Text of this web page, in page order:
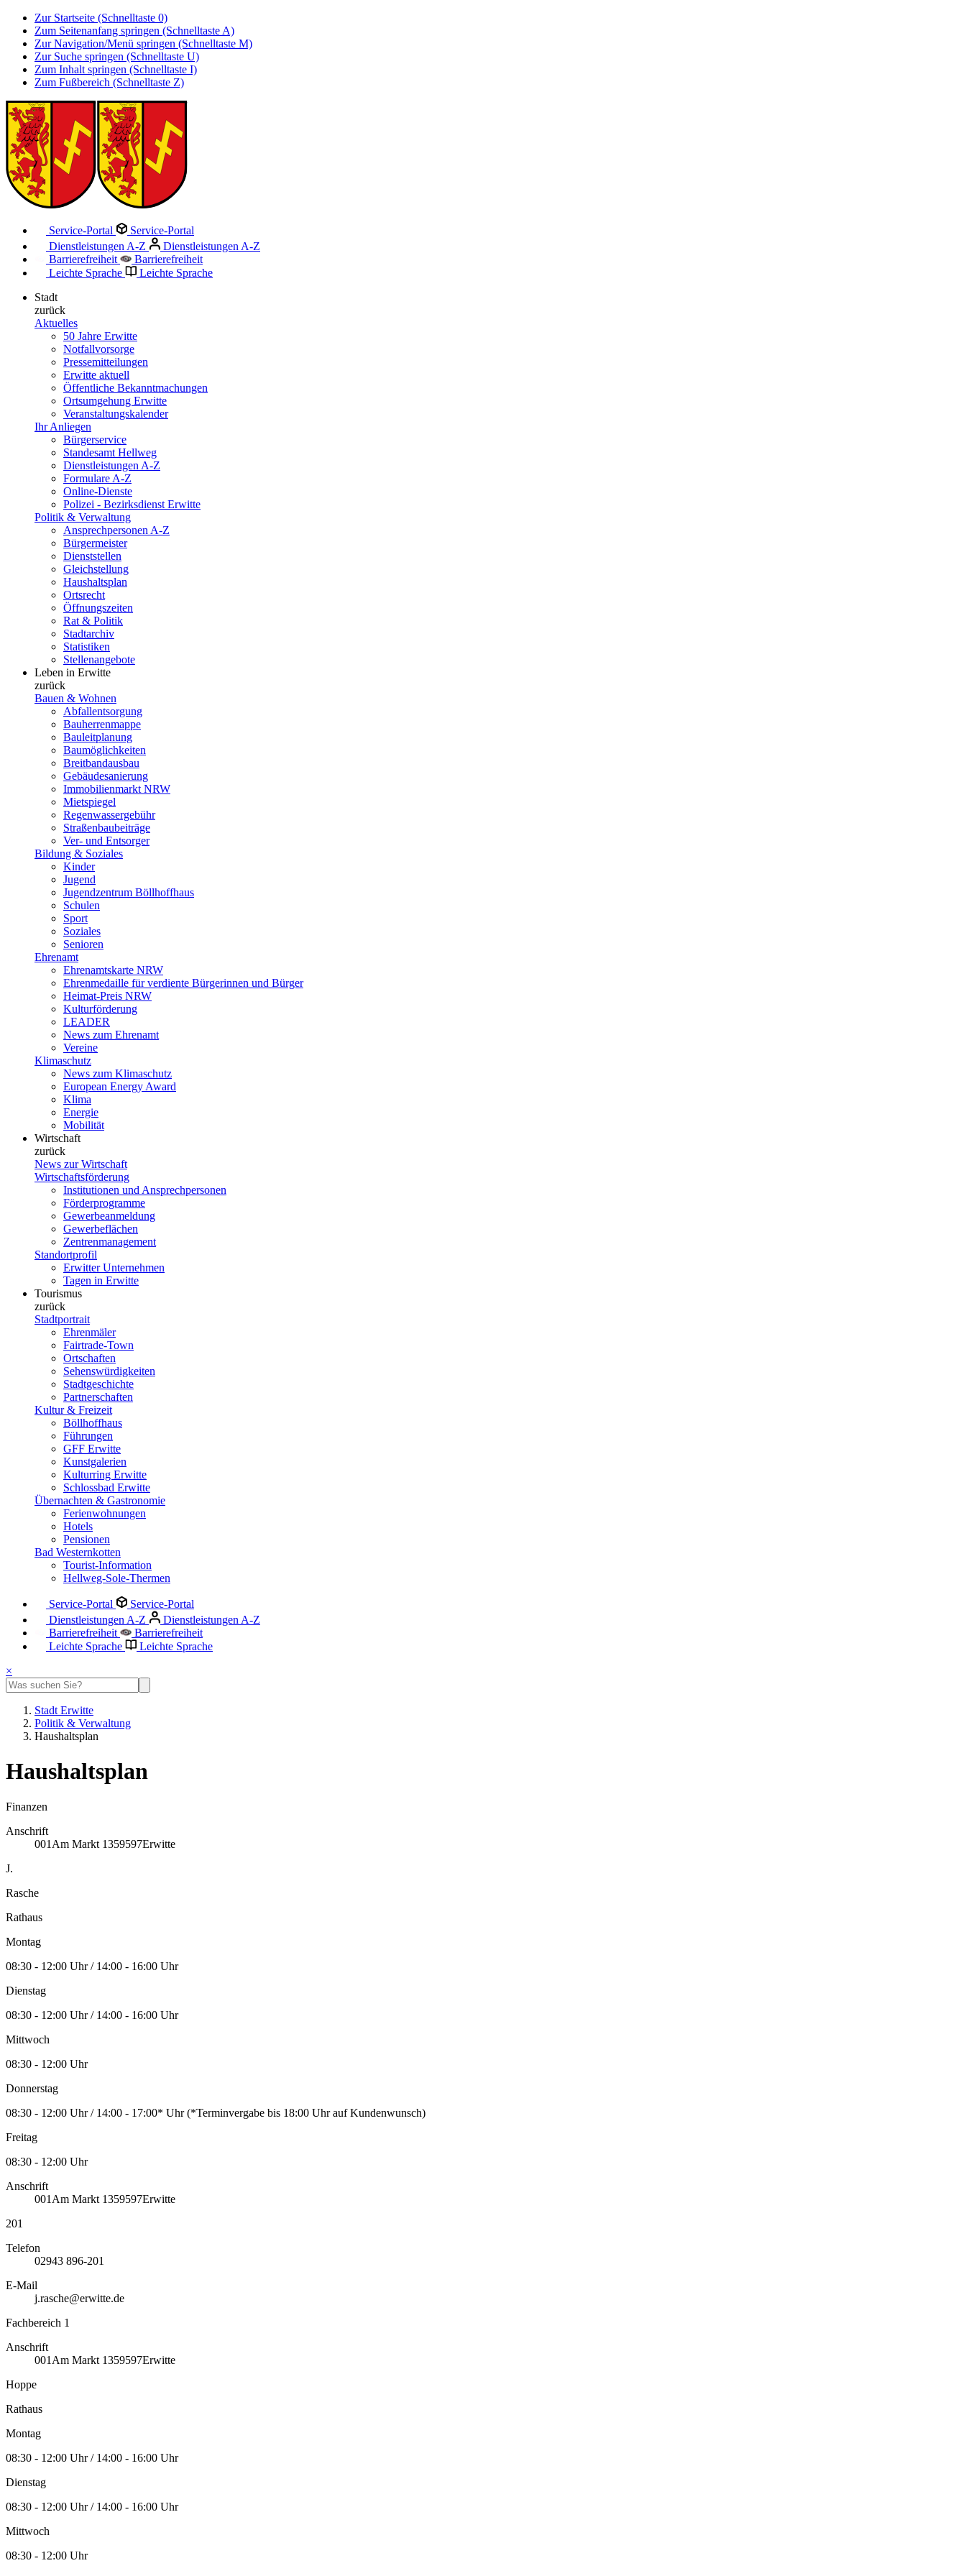
Zur Startseite (Schnelltaste 0)
Zum Seitenanfang springen (Schnelltaste A)
Zur Navigation/Menü springen (Schnelltaste M)
Zur Suche springen (Schnelltaste U)
Zum Inhalt springen (Schnelltaste I)
Zum Fußbereich (Schnelltaste Z)
Service-Portal
Service-Portal
Dienstleistungen A-Z
Dienstleistungen A-Z
Barrierefreiheit
Barrierefreiheit
Leichte Sprache
Leichte Sprache
Stadt
zurück
Aktuelles
50 Jahre Erwitte
Notfallvorsorge
Pressemitteilungen
Erwitte aktuell
Öffentliche Bekanntmachungen
Ortsumgehung Erwitte
Veranstaltungskalender
Ihr Anliegen
Bürgerservice
Standesamt Hellweg
Dienstleistungen A-Z
Formulare A-Z
Online-Dienste
Polizei - Bezirksdienst Erwitte
Politik & Verwaltung
Ansprechpersonen A-Z
Bürgermeister
Dienststellen
Gleichstellung
Haushaltsplan
Ortsrecht
Öffnungszeiten
Rat & Politik
Stadtarchiv
Statistiken
Stellenangebote
Leben in Erwitte
zurück
Bauen & Wohnen
Abfallentsorgung
Bauherrenmappe
Bauleitplanung
Baumöglichkeiten
Breitbandausbau
Gebäudesanierung
Immobilienmarkt NRW
Mietspiegel
Regenwassergebühr
Straßenbaubeiträge
Ver- und Entsorger
Bildung & Soziales
Kinder
Jugend
Jugendzentrum Böllhoffhaus
Schulen
Sport
Soziales
Senioren
Ehrenamt
Ehrenamtskarte NRW
Ehrenmedaille für verdiente Bürgerinnen und Bürger
Heimat-Preis NRW
Kulturförderung
LEADER
News zum Ehrenamt
Vereine
Klimaschutz
News zum Klimaschutz
European Energy Award
Klima
Energie
Mobilität
Wirtschaft
zurück
News zur Wirtschaft
Wirtschaftsförderung
Institutionen und Ansprechpersonen
Förderprogramme
Gewerbeanmeldung
Gewerbeflächen
Zentrenmanagement
Standortprofil
Erwitter Unternehmen
Tagen in Erwitte
Tourismus
zurück
Stadtportrait
Ehrenmäler
Fairtrade-Town
Ortschaften
Sehenswürdigkeiten
Stadtgeschichte
Partnerschaften
Kultur & Freizeit
Böllhoffhaus
Führungen
GFF Erwitte
Kunstgalerien
Kulturring Erwitte
Schlossbad Erwitte
Übernachten & Gastronomie
Ferienwohnungen
Hotels
Pensionen
Bad Westernkotten
Tourist-Information
Hellweg-Sole-Thermen
Service-Portal
Service-Portal
Dienstleistungen A-Z
Dienstleistungen A-Z
Barrierefreiheit
Barrierefreiheit
Leichte Sprache
Leichte Sprache
×
Stadt Erwitte
Politik & Verwaltung
Haushaltsplan
Haushaltsplan
Finanzen
Anschrift
001 Am Markt 1359597Erwitte
J.
Rasche
Rathaus
Montag
08:30 - 12:00 Uhr / 14:00 - 16:00 Uhr
Dienstag
08:30 - 12:00 Uhr / 14:00 - 16:00 Uhr
Mittwoch
08:30 - 12:00 Uhr
Donnerstag
08:30 - 12:00 Uhr / 14:00 - 17:00* Uhr (*Terminvergabe bis 18:00 Uhr auf Kundenwunsch)
Freitag
08:30 - 12:00 Uhr
Anschrift
001 Am Markt 1359597Erwitte
201
Telefon
02943 896-201
E-Mail
j.rasche@erwitte.de
Fachbereich 1
Anschrift
001 Am Markt 1359597Erwitte
Hoppe
Rathaus
Montag
08:30 - 12:00 Uhr / 14:00 - 16:00 Uhr
Dienstag
08:30 - 12:00 Uhr / 14:00 - 16:00 Uhr
Mittwoch
08:30 - 12:00 Uhr